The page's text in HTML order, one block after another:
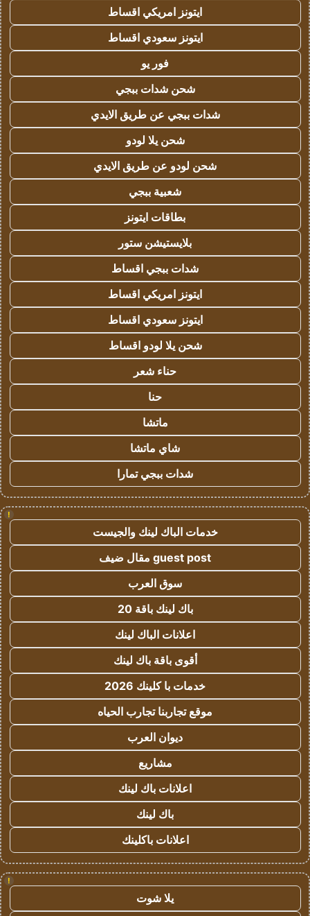
ايتونز امريكي اقساط
ايتونز سعودي اقساط
فور يو
شحن شدات ببجي
شدات ببجي عن طريق الايدي
شحن يلا لودو
شحن لودو عن طريق الايدي
شعبية ببجي
بطاقات ايتونز
بلايستيشن ستور
شدات ببجي اقساط
ايتونز امريكي اقساط
ايتونز سعودي اقساط
شحن يلا لودو اقساط
حناء شعر
حنا
ماتشا
شاي ماتشا
شدات ببجي تمارا
!
خدمات الباك لينك والجيست
guest post مقال ضيف
سوق العرب
باك لينك باقة 20
اعلانات الباك لينك
أقوى باقة باك لينك
خدمات با كلينك 2026
موقع تجاربنا تجارب الحياه
ديوان العرب
مشاريع
اعلانات باك لينك
باك لينك
اعلانات باكلينك
!
يلا شوت